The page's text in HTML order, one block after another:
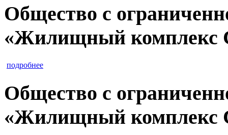
Общество с
«Жилищный комплекс
подробнее
Общество с
«Жилищный комплекс